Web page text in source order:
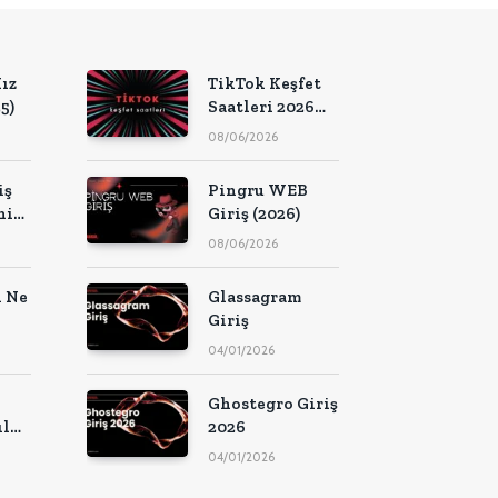
Ne
TikTok Keşfet
Saatleri 2026
(Güncel Liste)
08/06/2026
Pingru WEB
Giriş (2026)
08/06/2026
Glassagram
Giriş
04/01/2026
Ghostegro Giriş
2026
04/01/2026